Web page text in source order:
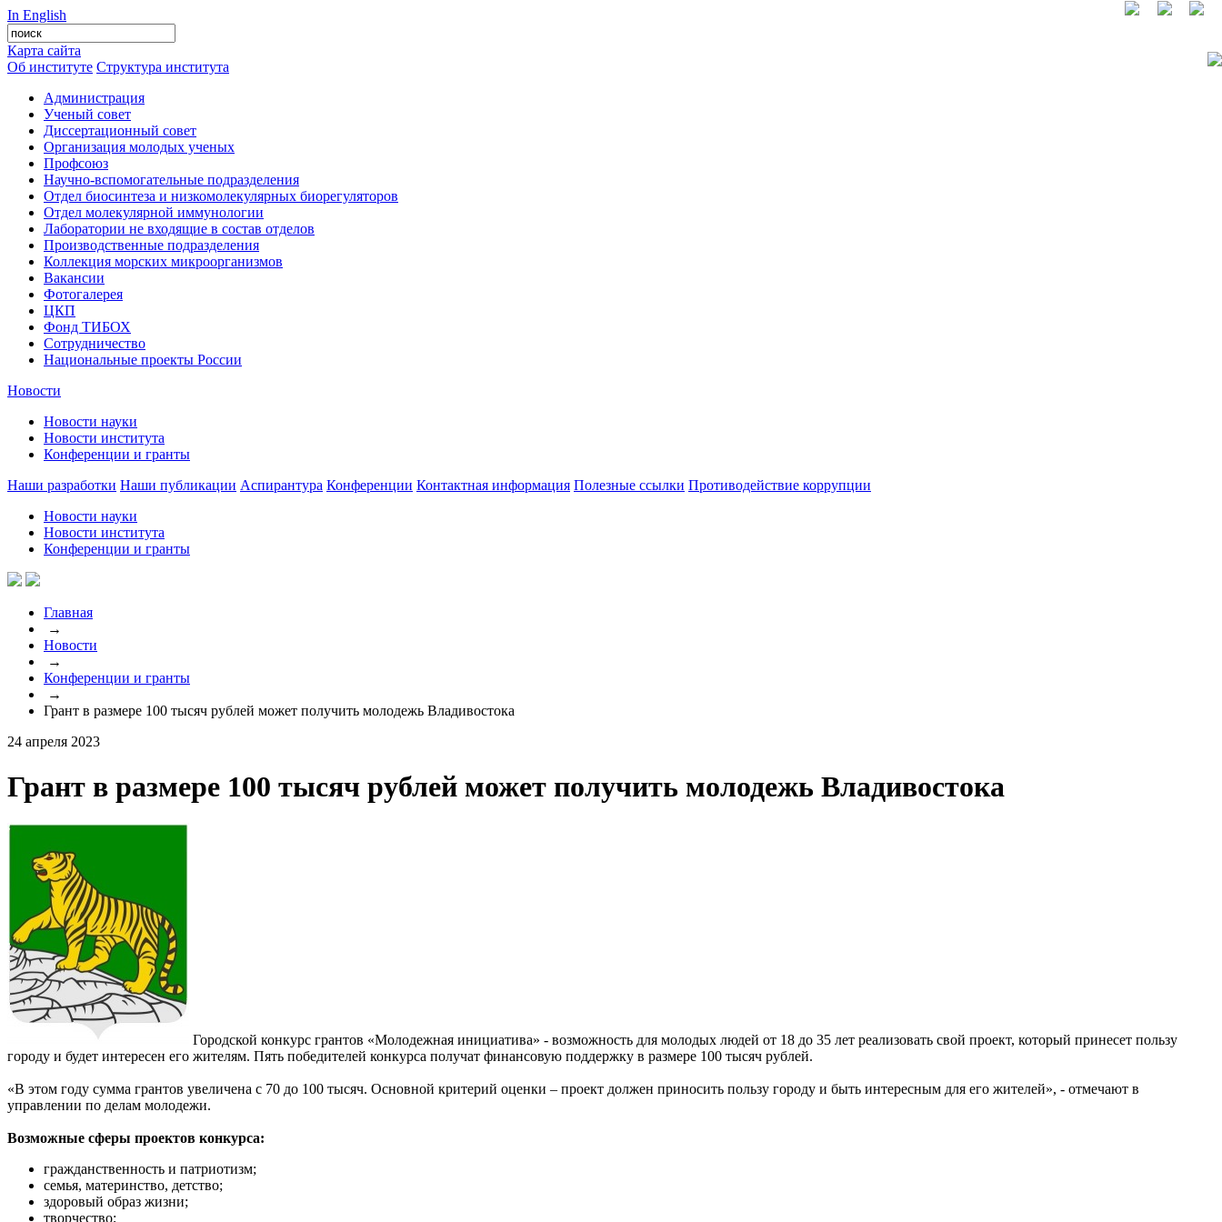
In English
Карта сайта
Об институте Структура института
Администрация
Ученый совет
Диссертационный совет
Организация молодых ученых
Профсоюз
Научно-вспомогательные подразделения
Отдел биосинтеза и низкомолекулярных биорегуляторов
Отдел молекулярной иммунологии
Лаборатории не входящие в состав отделов
Производственные подразделения
Коллекция морских микроорганизмов
Вакансии
Фотогалерея
ЦКП
Фонд ТИБОХ
Сотрудничество
Национальные проекты России
Новости
Новости науки
Новости института
Конференции и гранты
Наши разработки Наши публикации Аспирантура Конференции Контактная информация Полезные ссылки Противодействие коррупции
Новости науки
Новости института
Конференции и гранты
Главная
→
Новости
→
Конференции и гранты
→
Грант в размере 100 тысяч рублей может получить молодежь Владивостока
24 апреля 2023
Грант в размере 100 тысяч рублей может получить молодежь Владивостока
Городской конкурс грантов «Молодежная инициатива» - возможность для молодых людей от 18 до 35 лет реализовать свой проект, который принесет пользу
городу и будет интересен его жителям. Пять победителей конкурса получат финансовую поддержку в размере 100 тысяч рублей.
«В этом году сумма грантов увеличена с 70 до 100 тысяч. Основной критерий оценки – проект должен приносить пользу городу и быть интересным для его жителей», - отмечают в
управлении по делам молодежи.
Возможные сферы проектов конкурса:
гражданственность и патриотизм;
семья, материнство, детство;
здоровый образ жизни;
творчество;